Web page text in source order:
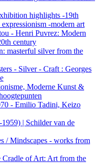
highlights -19th
-modern art
- Henri Puvrez: Modern
century
masterful silver from the
- Silver - Craft : Georges
Moderne Kunst &
- Emilio Tadini, Keizo
| Schilder van de
/ Mindscapes - works from
Cradle of Art: Art from the